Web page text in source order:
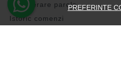
PREFERINTE
Recuperare parola
Istoric comenzi